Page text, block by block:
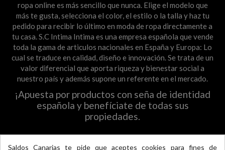
ropa online es más sencillo que nunca. Elige el modelo que
más te gusta, selecciona el color, el estilo o la talla y haz tu
pedido para recibir lo último en moda de ropa directamente a
tu casa. S.C Intima Intima es una empresa española que vende
toda la gama de articulos nacionales en España y Europa: Lo
cual se traduce en calidad, diseño e innovación. Se trata de un
valor diferencial que aporta riqueza y bienestar social a
nuestro país y además supone un referente en el mercado.
¡Apuesta por productos con seña de identidad
española y benefíciate de todas sus
propiedades.
Saldos Canarias te pide que aceptes cookies para fines de